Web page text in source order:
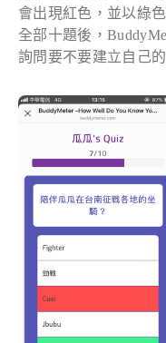
會出現紅色，並以綠
全部十題後，
詢問要不要建立自己